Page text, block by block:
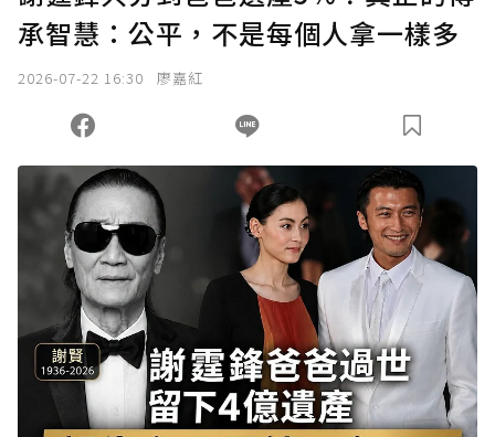
承智慧：公平，不是每個人拿一樣多
2026-07-22 16:30 廖嘉紅